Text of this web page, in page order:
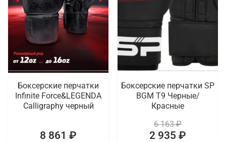
Боксерские перчатки
Infinite Force&LEGENDA
Calligraphy черный
8 861 ₽
Боксерские перчатки SP
BGM T9 Черные/
Красные
6 163 ₽
2 935 ₽